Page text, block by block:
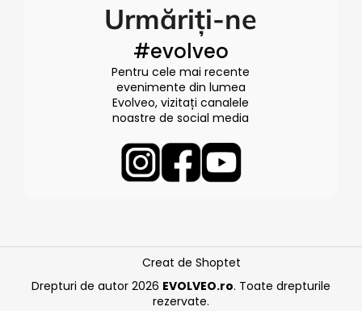
Urmăriți-ne
#evolveo
Pentru cele mai recente
evenimente din lumea
Evolveo, vizitați canalele
noastre de social media
Creat de Shoptet
Drepturi de autor 2026 EVOLVEO.ro. Toate drepturile
rezervate.